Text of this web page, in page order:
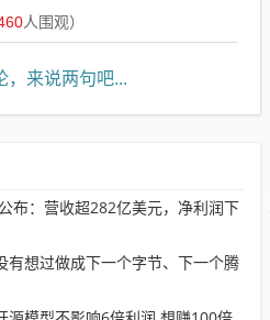
人围观）
，来说两句吧...
布：营收超282亿美元，净利润下
有想过做成下一个字节、下一个腾